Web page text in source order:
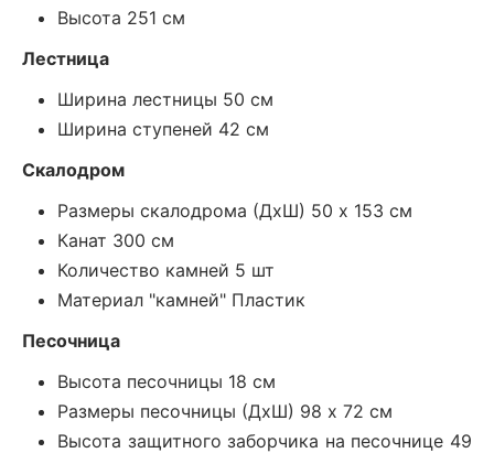
Высота 251 см
Лестница
Ширина лестницы 50 см
Ширина ступеней 42 см
Скалодром
Размеры скалодрома (ДхШ) 50 х 153 см
Канат 300 см
Количество камней 5 шт
Материал "камней" Пластик
Песочница
Высота песочницы 18 см
Размеры песочницы (ДхШ) 98 х 72 см
Высота защитного заборчика на песочнице 49